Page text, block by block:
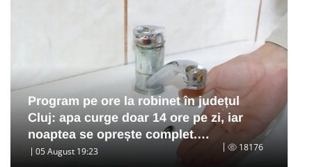
Program pe ore la robinet în județul
Cluj: apa curge doar 14 ore pe zi, iar
noaptea se oprește complet.…
05 August 19:23 18176